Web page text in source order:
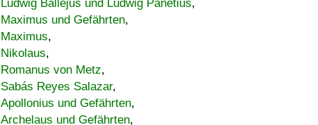
Ludwig Ballejus und Ludwig Panetius,
Maximus und Gefährten,
Maximus,
Nikolaus,
Romanus von Metz,
Sabás Reyes Salazar,
Apollonius und Gefährten,
Archelaus und Gefährten,